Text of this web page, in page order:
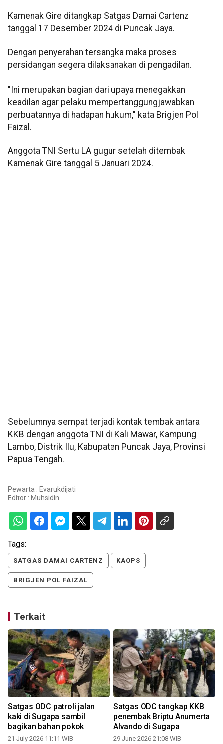
Kamenak Gire ditangkap Satgas Damai Cartenz
tanggal 17 Desember 2024 di Puncak Jaya.
Dengan penyerahan tersangka maka proses
persidangan segera dilaksanakan di pengadilan.
"Ini merupakan bagian dari upaya menegakkan
keadilan agar pelaku mempertanggungjawabkan
perbuatannya di hadapan hukum," kata Brigjen Pol
Faizal.
Anggota TNI Sertu LA gugur setelah ditembak
Kamenak Gire tanggal 5 Januari 2024.
Sebelumnya sempat terjadi kontak tembak antara
KKB dengan anggota TNI di Kali Mawar, Kampung
Lambo, Distrik Ilu, Kabupaten Puncak Jaya, Provinsi
Papua Tengah.
Pewarta : Evarukdijati
Editor : Muhsidin
Tags:
SATGAS DAMAI CARTENZ KAOPS
BRIGJEN POL FAIZAL
Terkait
Satgas ODC patroli jalan
kaki di Sugapa sambil
bagikan bahan pokok
21 July 2026 11:11 WIB
Satgas ODC tangkap KKB
penembak Briptu Anumerta
Alvando di Sugapa
29 June 2026 21:08 WIB